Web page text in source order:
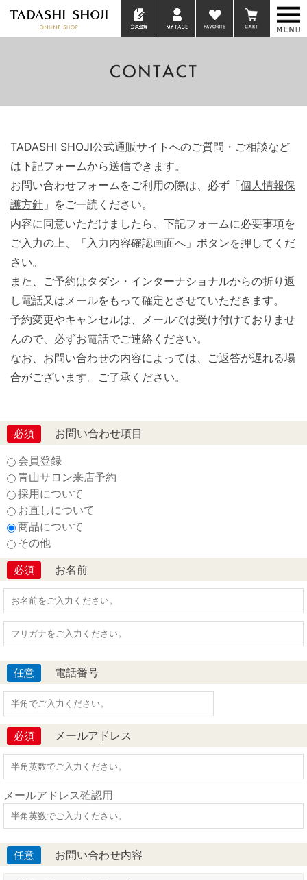
TADASHI SHOJI公式通販サイトへのご質問・ご相談など
は下記フォームから送信できます。
お問い合わせフォームをご利用の際は、必ず「個人情報保
護方針 」をご一読ください。
内容に同意いただけましたら、下記フォームに必要事項を
ご入力の上、「入力内容確認画面へ」ボタンを押してくだ
さい。
また、ご予約はタダシ・インターナショナルからの折り返
し電話又はメールをもって確定とさせていただきます。
予約変更やキャンセルは、メールでは受け付けておりませ
んので、必ずお電話でご連絡ください。
なお、お問い合わせの内容によっては、ご返答が遅れる場
合がございます。ご了承ください。
必須
お問い合わせ項目
会員登録
青山サロン来店予約
採用について
お直しについて
商品について
その他
必須 お名前
任意 電話番号
必須 メールアドレス
メールアドレス確認用
任意 お問い合わせ内容